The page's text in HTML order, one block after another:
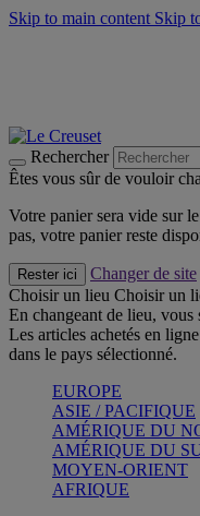
Skip to main content Skip
Rechercher
Êtes vous sûr de vouloir
Votre panier sera vide sur
pas, votre panier reste
Rester ici
Changer de site
Choisir un lieu Choisir un
En changeant de lieu, vous
Les articles achetés en
dans le pays sélectionné.
EUROPE
ASIE / PACIFIQUE
AMÉRIQUE DU
AMÉRIQUE DU
MOYEN-ORIENT
AFRIQUE